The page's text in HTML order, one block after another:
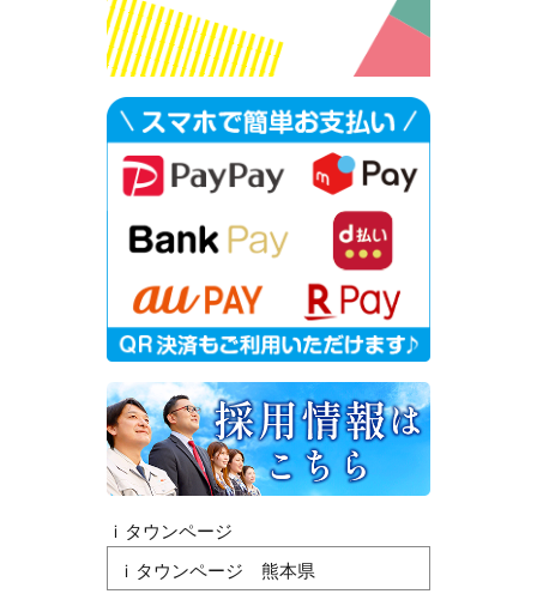
ｉタウンページ
ｉタウンページ 熊本県